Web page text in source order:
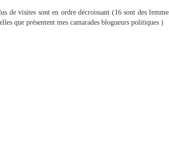
de visites sont en ordre décroissant (16 sont des
que présentent mes camarades blogueurs politiques )